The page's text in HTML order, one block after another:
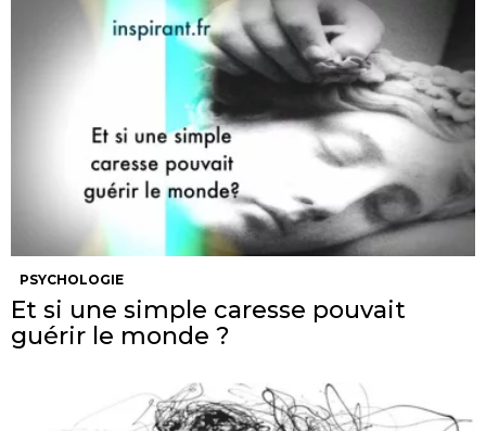
PSYCHOLOGIE
Et si une simple caresse pouvait
guérir le monde ?